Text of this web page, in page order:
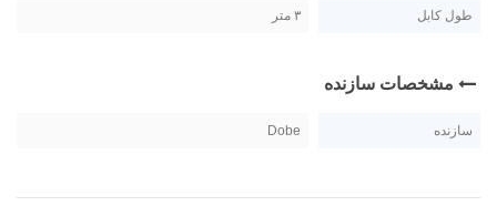
طول کابل ۳ متر
مشخصات سازنده
سازنده Dobe